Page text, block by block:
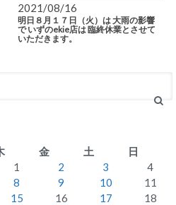
2021/08/16
明日８月１７日（火）は 大雨の影響
で いずのekie店は 臨終休業とさせて
いただきます。
金 土
日
1
2 3
4
8 9 10
11
15 16 17
18